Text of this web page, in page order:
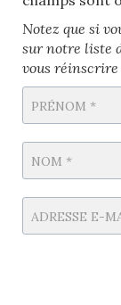
Notez que si
sur notre liste
vous